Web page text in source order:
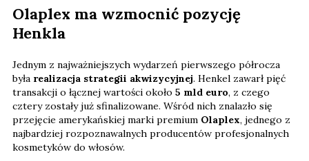
Olaplex ma wzmocnić pozycję
Henkla
Jednym z najważniejszych wydarzeń pierwszego półrocza
była realizacja strategii akwizycyjnej. Henkel zawarł pięć
transakcji o łącznej wartości około 5 mld euro, z czego
cztery zostały już sfinalizowane. Wśród nich znalazło się
przejęcie amerykańskiej marki premium Olaplex, jednego z
najbardziej rozpoznawalnych producentów profesjonalnych
kosmetyków do włosów.